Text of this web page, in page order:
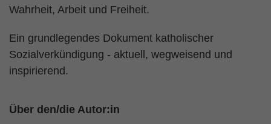
Wahrheit, Arbeit und Freiheit.
Ein grundlegendes Dokument katholischer
Sozialverkündigung - aktuell, wegweisend und
inspirierend.
Über den/die Autor:in